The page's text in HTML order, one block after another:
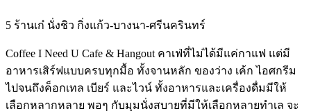
5 ร้านเก๋ นั่งชิว กิ่งแก้ว-บางนา-ศรีนครินทร์
Coffee I Need U Cafe & Hangout คาเฟ่ที่ไม่ได้มีแค่กาแฟ แต่มี
อาหารเสิร์ฟแบบครบทุกมื้อ ทั้งจานหลัก ของว่าง เค้ก ไอศกรีม
ไปจนถึงค็อกเทล เบียร์ และไวน์ ทั้งอาหารและเครื่องดื่มมีให้
เลือกหลากหลาย พอๆ กับมุมนั่งสบายที่มีให้เลือกหลายทำเล จะ